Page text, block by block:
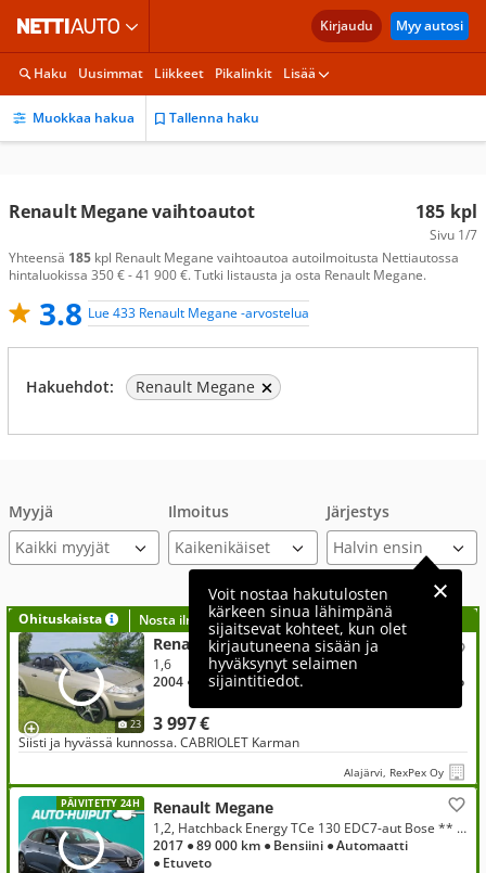
Kirjaudu Myy autosi
Haku Uusimmat Liikkeet Pikalinkit Lisää
Muokkaa hakua Tallenna haku
185 kpl
Sivu 1/7
Renault Megane vaihtoautot
Yhteensä 185 kpl Renault Megane vaihtoautoa autoilmoitusta Nettiautossa
hintaluokissa 350 € - 41 900 €. Tutki listausta ja osta Renault Megane.
3.8 Lue 433 Renault Megane -arvostelua
Hakuehdot: Renault Megane
Myyjä
Kaikki myyjät
Ilmoitus Järjestys
Voit nostaa hakutulosten
kärkeen sinua lähimpänä
sijaitsevat kohteet, kun olet
kirjautuneena sisään ja
hyväksynyt selaimen
sijaintitiedot.
Ohituskaista Nosta ilmoituksesi tähän?
23
Renault Megane
3 997 €
1,6
2004 ● 163 490 km● Bensiini ● Etuveto
Siisti ja hyvässä kunnossa. CABRIOLET Karman
Alajärvi, RexPex Oy
PÄIVITETTY 24H Renault Megane
1,2, Hatchback Energy TCe 130 EDC7-aut Bose ** Juuri tullut / Suomi-auto / Adapt. Vakkari / HUD / LED / KeyLessGo / P-Kamera
2017 ● 89 000 km ● Bensiini ● Automaatti
● Etuveto